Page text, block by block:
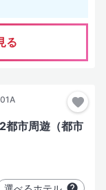
る
都市周遊（都市